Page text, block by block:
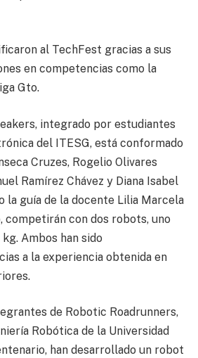
al TechFest gracias a sus
en competencias como la
Gto.
integrado por estudiantes
del ITESG, está conformado
Cruzes, Rogelio Olivares
Ramírez Chávez y Diana Isabel
la guía de la docente Lilia Marcela
competirán con dos robots, uno
Ambos han sido
a la experiencia obtenida en
de Robotic Roadrunners,
Robótica de la Universidad
han desarrollado un robot